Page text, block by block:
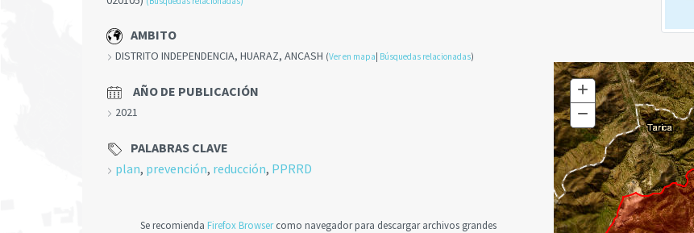
AMBITO
DISTRITO INDEPENDENCIA, HUARAZ, ANCASH (Ver en mapa Búsquedas relacionadas)
AÑO DE PUBLICACIÓN
2021
PALABRAS CLAVE
plan, prevención, reducción, PPRRD
Se recomienda Firefox Browsercomo navegador para descargar archivos grandes
+ Zoom
In
− Zoom
Out